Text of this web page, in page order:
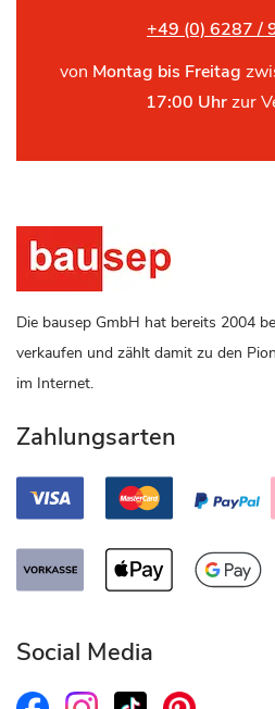
+49 (0) 6287 /
von Montag bis Freitag
17:00 Uhrzur
Die bausep GmbH hat bereits 2004
verkaufen und zählt damit zu den
im Internet.
Zahlungsarten
Social Media